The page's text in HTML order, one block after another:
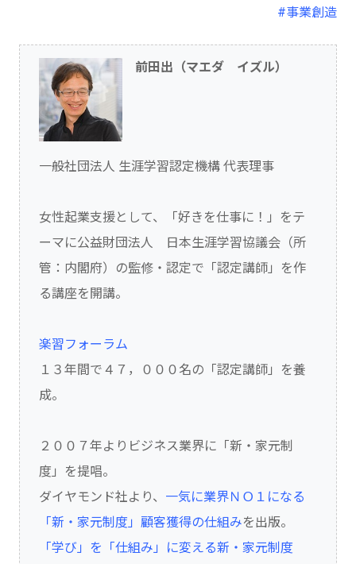
#事業創造
前田出（マエダ イズル）
一般社団法人 生涯学習認定機構 代表理事
女性起業支援として、「好きを仕事に！」をテ
ーマに公益財団法人 日本生涯学習協議会（所
管：内閣府）の監修・認定で「認定講師」を作
る講座を開講。
楽習フォーラム
１３年間で４７，０００名の「認定講師」を養
成。
２００７年よりビジネス業界に「新・家元制
度」を提唱。
ダイヤモンド社より、 一気に業界ＮＯ１になる
「新・家元制度」顧客獲得の仕組みを出版。
「学び」を「仕組み」に変える新・家元制度